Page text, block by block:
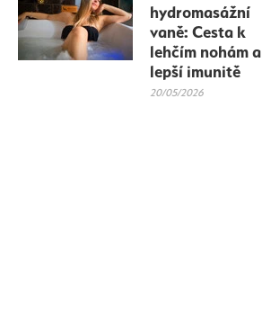
hydromasážní
vaně: Cesta k
lehčím nohám a
lepší imunitě
20/05/2026